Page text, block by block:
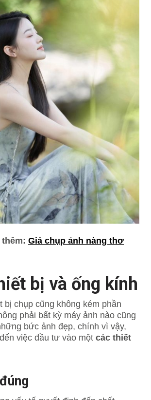
thêm: Giá chụp ảnh nàng thơ
bị và ống kính
bị chụp cũng không kém phần
phải bất kỳ máy ảnh nào cũng
bức ảnh đẹp, chính vì vậy,
việc đầu tư vào một các thiết